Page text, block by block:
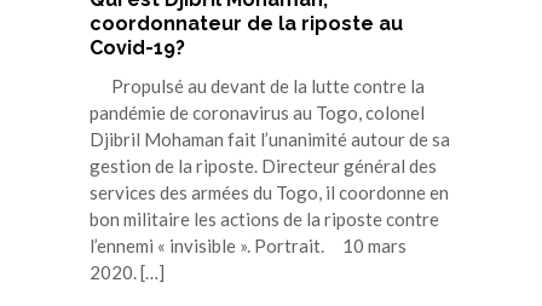
coordonnateur de la riposte au
Covid-19?
Propulsé au devant de la lutte contre la
pandémie de coronavirus au Togo, colonel
Djibril Mohaman fait l’unanimité autour de sa
gestion de la riposte. Directeur général des
services des armées du Togo, il coordonne en
bon militaire les actions de la riposte contre
l’ennemi « invisible ». Portrait. 10 mars
2020. […]